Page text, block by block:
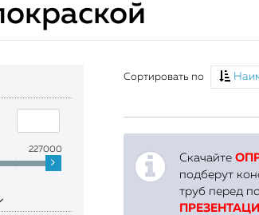
Новое
227000
Сортировать по
Скачайте
подберут
труб перед